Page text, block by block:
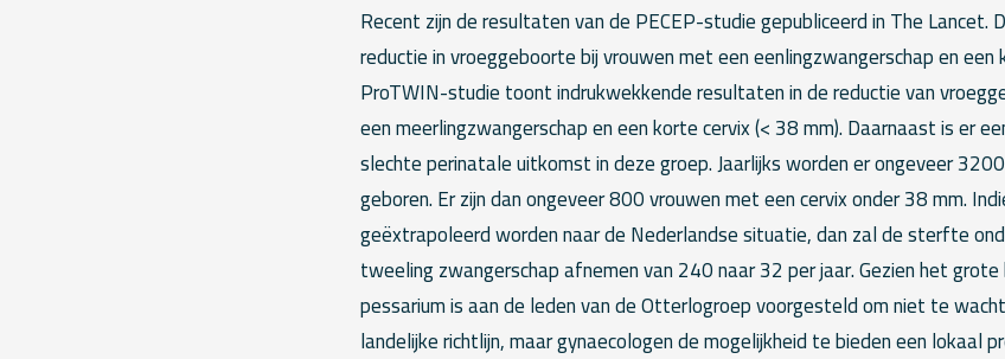
Recent zijn de resultaten van de PECEP-studie gepubliceerd in The Lancet.
reductie in vroeggeboorte bij vrouwen met een eenlingzwangerschap en een
ProTWIN-studie toont indrukwekkende resultaten in de reductie van
een meerlingzwangerschap en een korte cervix (< 38 mm). Daarnaast is er
slechte perinatale uitkomst in deze groep. Jaarlijks worden er ongeveer
geboren. Er zijn dan ongeveer 800 vrouwen met een cervix onder 38 mm.
geëxtrapoleerd worden naar de Nederlandse situatie, dan zal de sterfte
tweeling zwangerschap afnemen van 240 naar 32 per jaar. Gezien het
pessarium is aan de leden van de Otterlogroep voorgesteld om niet te
landelijke richtlijn, maar gynaecologen de mogelijkheid te bieden een lokaal